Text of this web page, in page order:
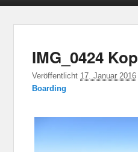
IMG_0424
Veröffentlicht 17. Januar 2016
Boarding